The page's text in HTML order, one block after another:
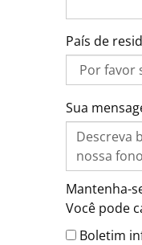
País de
Sua
Mantenha-
Você pode
Boletim